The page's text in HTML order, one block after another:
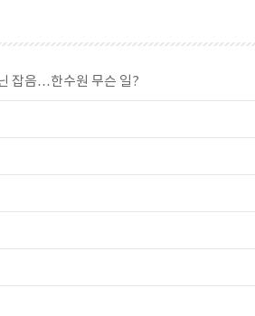
잡음…한수원 무슨 일?